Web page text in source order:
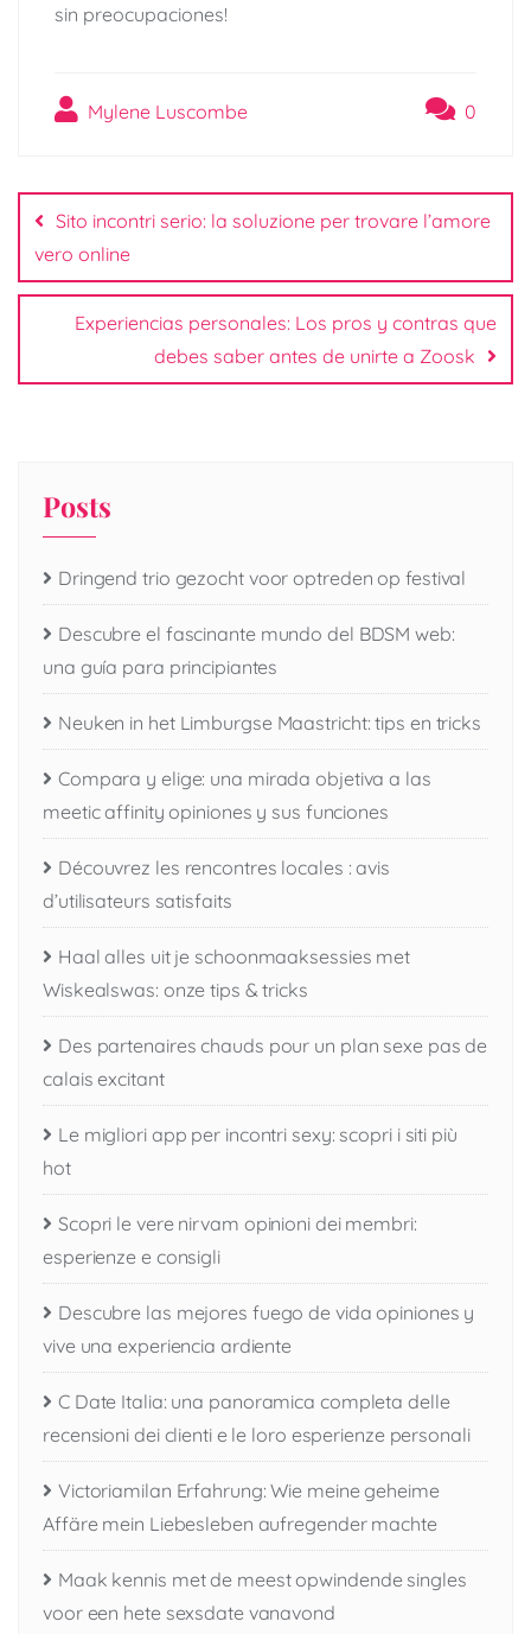
sin preocupaciones!
Mylene Luscombe 0
navigation
Sito incontri serio: la soluzione per trovare l’amore
vero online
Experiencias personales: Los pros y contras que
debes saber antes de unirte a Zoosk
Posts
Dringend trio gezocht voor optreden op festival
Descubre el fascinante mundo del BDSM web:
una guía para principiantes
Neuken in het Limburgse Maastricht: tips en tricks
Compara y elige: una mirada objetiva a las
meetic affinity opiniones y sus funciones
Découvrez les rencontres locales : avis
d’utilisateurs satisfaits
Haal alles uit je schoonmaaksessies met
Wiskealswas: onze tips & tricks
Des partenaires chauds pour un plan sexe pas de
calais excitant
Le migliori app per incontri sexy: scopri i siti più
hot
Scopri le vere nirvam opinioni dei membri:
esperienze e consigli
Descubre las mejores fuego de vida opiniones y
vive una experiencia ardiente
C Date Italia: una panoramica completa delle
recensioni dei clienti e le loro esperienze personali
Victoriamilan Erfahrung: Wie meine geheime
Affäre mein Liebesleben aufregender machte
Maak kennis met de meest opwindende singles
voor een hete sexsdate vanavond